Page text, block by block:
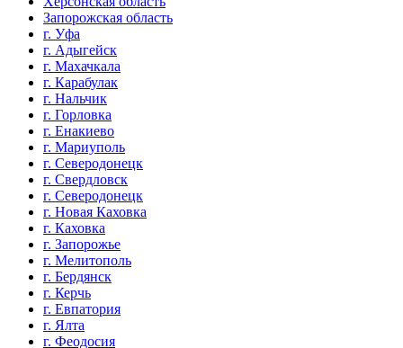
Запорожская область
г. Уфа
г. Адыгейск
г. Махачкала
г. Карабулак
г. Нальчик
г. Горловка
г. Енакиево
г. Мариуполь
г. Северодонецк
г. Свердловск
г. Северодонецк
г. Новая Каховка
г. Каховка
г. Запорожье
г. Мелитополь
г. Бердянск
г. Керчь
г. Евпатория
г. Ялта
г. Феодосия